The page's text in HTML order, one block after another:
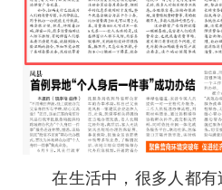
在生活中，很多人都